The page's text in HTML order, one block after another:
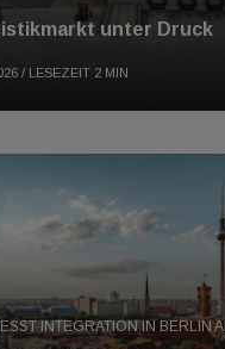
unter Druck
/ LESEZEIT 2 MIN
INTEGRATION IN BERLIN AB